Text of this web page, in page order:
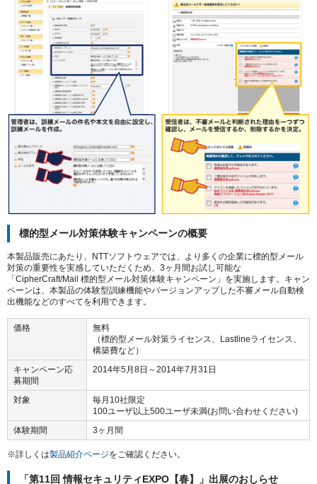
標的型メール対策体験キャンペーンの概要
本製品販売にあたり、NTTソフトウェアでは、より多くの企業に標的型メール
対策の重要性を実感していただくため、3ヶ月間お試し可能な
「CipherCraft/Mail 標的型メール対策体験キャンペーン」を実施します。キャン
ペーンは、本製品の体験型訓練機能やバージョンアップした不審メール自動検
出機能などのすべてを利用できます。
価格
無料
（標的型メール対策ライセンス、Lastlineライセンス、
構築費など）
キャンペーン応
募期間
2014年5月8日～2014年7月31日
対象
毎月10社限定
100ユーザ以上500ユーザ未満(お問い合わせください)
体験期間
3ヶ月間
※詳しくは製品紹介ページをご確認ください。
「第11回 情報セキュリティEXPO【春】」出展のおしらせ